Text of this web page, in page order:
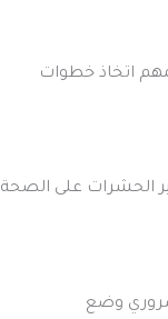
اتخاذ خطوات
الحشرات على الصحة
وضع